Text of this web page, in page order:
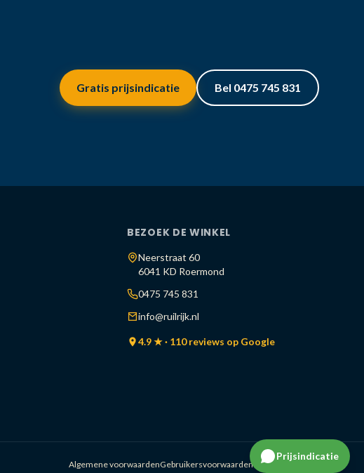
Gratis prijsindicatie Bel 0475 745 831
BEZOEK DE WINKEL
Neerstraat 60
6041 KD Roermond
0475 745 831
info@ruilrijk.nl
4.9 ★ · 110 reviews op Google
Algemene voorwaardenGebruikersvoorwaardenCookiestatement
Prijsindicatie